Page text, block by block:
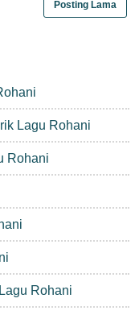
Posting Lama
Lagu Rohani
Rohani
Rohani